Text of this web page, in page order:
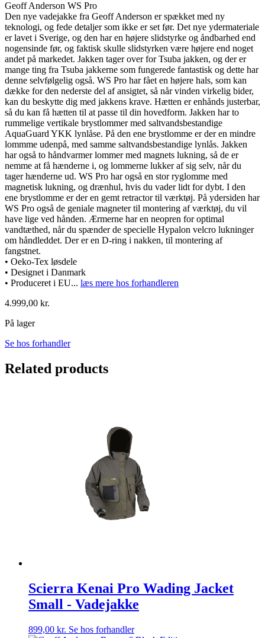
Geoff Anderson WS Pro
Den nye vadejakke fra Geoff Anderson er spækket med ny
teknologi, og fede detaljer som ikke er set før. Det nye ydermateriale
er lavet i Sverige, og den har en højere slidstyrke og åndbarhed end
nogensinde før, og faktisk skulle slidstyrken være højere end noget
andet på markedet. Jakken tager over for Tsuba jakken, og der er
mange ting fra Tsuba jakkerne som fungerede fantastisk og dette har
denne selvfølgelig også. WS Pro har fået en højere hals, som kan
dække for den nederste del af ansigtet, så når vinden virkelig bider,
kan du beskytte dig med jakkens krave. Hætten er enhånds justerbar,
så du kan få hætten til at passe til din hovedform. Jakken har to
rummelige vertikale brystlommer med saltvandsbestandige
AquaGuard YKK lynlåse. På den ene brystlomme er der en mindre
lommme udenpå, med samme saltvandsbestandige lynlås. Jakken
har også to håndvarmer lommer med magnets lukning, så de er
nemme at få hænderne i, og lommerne lukker af sig selv, når du
tager hænderne ud. WS Pro har også en stor ryglomme med
magnetisk lukning, og drænhul, hvis du vader lidt for dybt. I den
ene brystlomme er der en gemt retractor til værktøj. På ydersiden har
WS Pro også de geniale magneter til montering af værktøj, du vil
have lige ved hånden. Ærmerne har en neopren for optimal
vandtæthed, når du spænder de specielle Hypalon velcro lukninger
om håndleddet. Der er en D-ring i nakken, til montering af
fangstnet.
• Oeko-Tex løsdele
• Designet i Danmark
• Produceret i EU... læs mere hos forhandleren
4.999,00 kr.
På lager
Se hos forhandler
Related products
Scierra Kenai Pro Wading Jacket
Small - Vadejakke
899,00 kr. Se hos forhandler